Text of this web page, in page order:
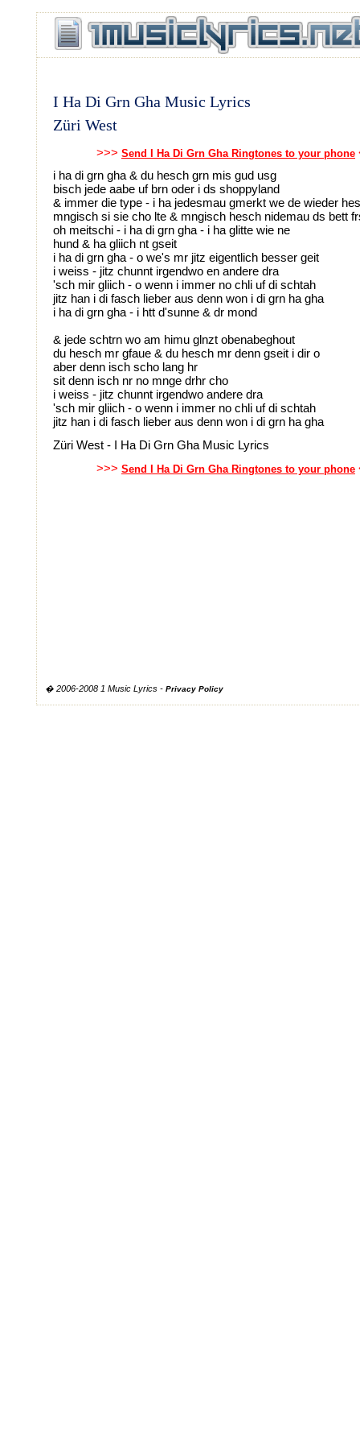
I Ha Di Grn Gha Music Lyrics
Züri West
>>> Send I Ha Di Grn Gha Ringtones to your phone
i ha di grn gha & du hesch grn mis gud usg
bisch jede aabe uf brn oder i ds shoppyland
& immer die type - i ha jedesmau gmerkt we de wieder
mngisch si sie cho lte & mngisch hesch nidemau ds bett
oh meitschi - i ha di grn gha - i ha glitte wie ne
hund & ha gliich nt gseit
i ha di grn gha - o we's mr jitz eigentlich besser geit
i weiss - jitz chunnt irgendwo en andere dra
'sch mir gliich - o wenn i immer no chli uf di schtah
jitz han i di fasch lieber aus denn won i di grn ha gha
i ha di grn gha - i htt d'sunne & dr mond
& jede schtrn wo am himu glnzt obenabeghout
du hesch mr gfaue & du hesch mr denn gseit i dir o
aber denn isch scho lang hr
sit denn isch nr no mnge drhr cho
i weiss - jitz chunnt irgendwo andere dra
'sch mir gliich - o wenn i immer no chli uf di schtah
jitz han i di fasch lieber aus denn won i di grn ha gha
Züri West - I Ha Di Grn Gha Music Lyrics
>>> Send I Ha Di Grn Gha Ringtones to your phone
� 2006-2008 1 Music Lyrics - Privacy Policy